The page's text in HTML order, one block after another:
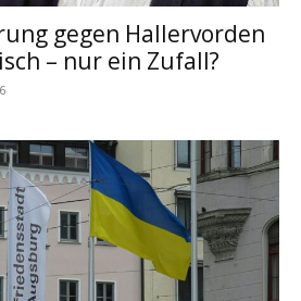
gegen Hallervorden
– nur ein Zufall?